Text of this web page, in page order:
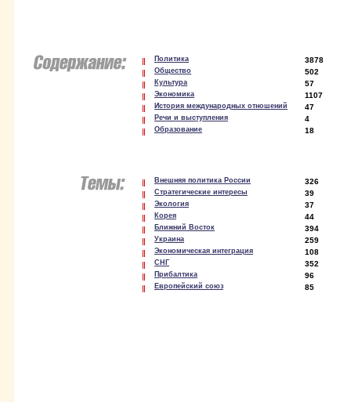
Политика 3878
Общество 502
Культура 57
Экономика 1107
История международных отношений 47
Речи и выступления 4
Образование 18
Внешняя политика России 326
Стратегические интересы 39
Экология 37
Корея 44
Ближний Восток 394
Украина 259
Экономическая интеграция 108
СНГ 352
Прибалтика 96
Европейский союз 85